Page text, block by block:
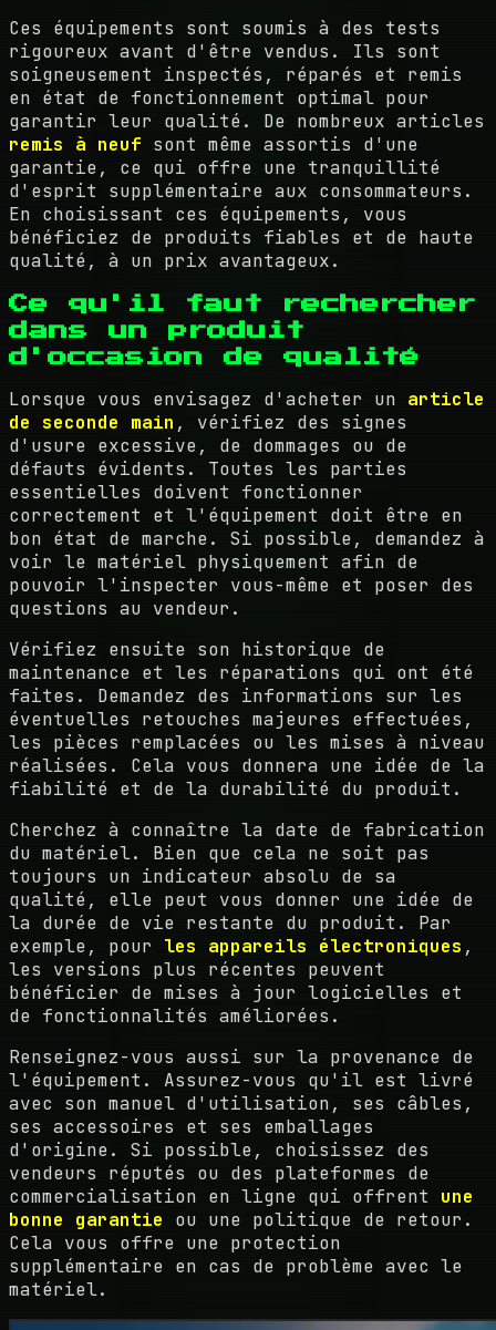
Ces équipements sont soumis à des tests
rigoureux avant d'être vendus. Ils sont
soigneusement inspectés, réparés et remis
en état de fonctionnement optimal pour
garantir leur qualité. De nombreux articles
remis à neuf sont même assortis d'une
garantie, ce qui offre une tranquillité
d'esprit supplémentaire aux consommateurs.
En choisissant ces équipements, vous
bénéficiez de produits fiables et de haute
qualité, à un prix avantageux.
Ce qu'il faut rechercher
dans un produit
d'occasion de qualité
Lorsque vous envisagez d'acheter un article
de seconde main , vérifiez des signes
d'usure excessive, de dommages ou de
défauts évidents. Toutes les parties
essentielles doivent fonctionner
correctement et l'équipement doit être en
bon état de marche. Si possible, demandez à
voir le matériel physiquement afin de
pouvoir l'inspecter vous-même et poser des
questions au vendeur.
Vérifiez ensuite son historique de
maintenance et les réparations qui ont été
faites. Demandez des informations sur les
éventuelles retouches majeures effectuées,
les pièces remplacées ou les mises à niveau
réalisées. Cela vous donnera une idée de la
fiabilité et de la durabilité du produit.
Cherchez à connaître la date de fabrication
du matériel. Bien que cela ne soit pas
toujours un indicateur absolu de sa
qualité, elle peut vous donner une idée de
la durée de vie restante du produit. Par
exemple, pour les appareils électroniques ,
les versions plus récentes peuvent
bénéficier de mises à jour logicielles et
de fonctionnalités améliorées.
Renseignez-vous aussi sur la provenance de
l'équipement. Assurez-vous qu'il est livré
avec son manuel d'utilisation, ses câbles,
ses accessoires et ses emballages
d'origine. Si possible, choisissez des
vendeurs réputés ou des plateformes de
commercialisation en ligne qui offrent une
bonne garantie ou une politique de retour.
Cela vous offre une protection
supplémentaire en cas de problème avec le
matériel.